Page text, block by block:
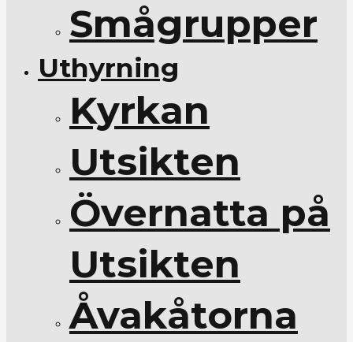
Smågrupper
Uthyrning
Kyrkan
Utsikten
Övernatta på
Utsikten
Åvakåtorna